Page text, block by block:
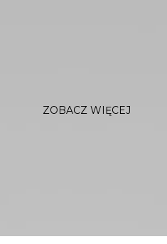
ZOBACZ WIĘCEJ